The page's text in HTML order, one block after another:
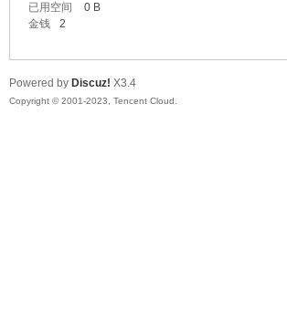
已用空间
0 B
金钱
2
Powered by Discuz! X3.4
Copyright © 2001-2023, Tencent Cloud.